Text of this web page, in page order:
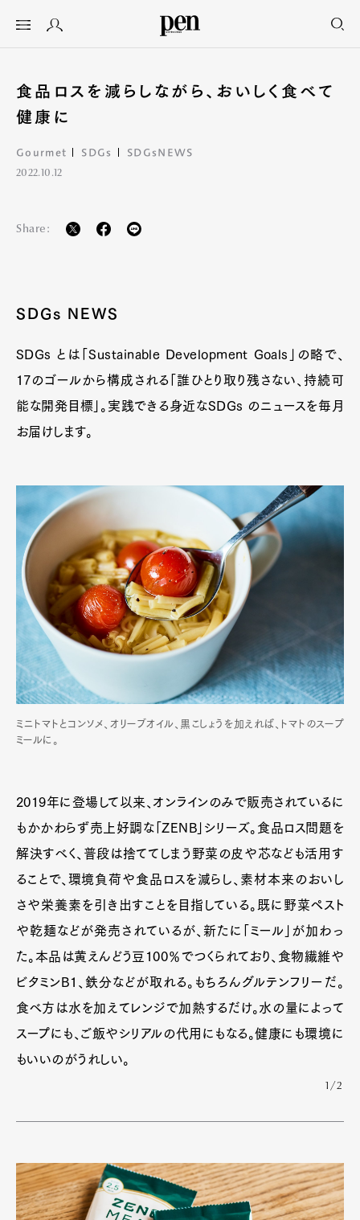
食品ロスを減らしながら、おいしく食べて
健康に
Gourmet SDGs SDGsNEWS
2022.10.12
Share:
SDGs NEWS
SDGs とは「Sustainable Development Goals」の略で、
17のゴールから構成される「誰ひとり取り残さない、持続可
能な開発目標」。実践できる身近なSDGs のニュースを毎月
お届けします。
ミニトマトとコンソメ、オリーブオイル、黒こしょうを加えれば、トマトのスープ
ミールに。
2019年に登場して以来、オンラインのみで販売されているに
もかかわらず売上好調な「ZENB」シリーズ。食品ロス問題を
解決すべく、普段は捨ててしまう野菜の皮や芯なども活用す
ることで、環境負荷や食品ロスを減らし、素材本来のおいし
さや栄養素を引き出すことを目指している。既に野菜ペスト
や乾麺などが発売されているが、新たに「ミール」が加わっ
た。本品は黄えんどう豆100％でつくられており、食物繊維や
ビタミンB1、鉄分などが取れる。もちろんグルテンフリーだ。
食べ方は水を加えてレンジで加熱するだけ。水の量によって
スープにも、ご飯やシリアルの代用にもなる。健康にも環境に
もいいのがうれしい。
1/2